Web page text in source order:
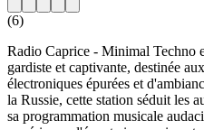
(6)
Radio Caprice - Minimal Techno
gardiste et captivante, destinée
électroniques épurées et
la Russie, cette station séduit les
sa programmation musicale